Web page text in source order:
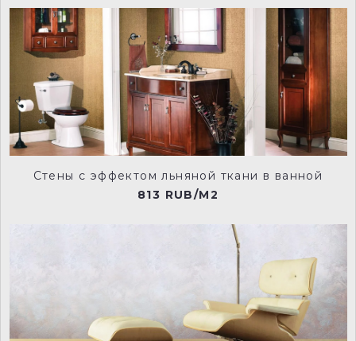
231-fescue-manu 232-cool-arbour-manu
233-serpentine-manu 234-grey-moss-manu
180-welcome-deep-manu
Стены с эффектом льняной ткани в ванной
813 RUB/M2